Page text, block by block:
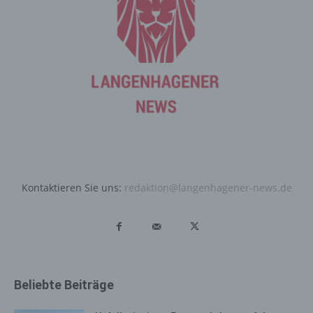
Kontaktieren Sie uns: redaktion@langenhagener-news.de
Beliebte Beiträge
Datensicherheit in unserem Unternehmen zu erhöhen,
um letztlich ein optimales Schutzniveau für die von uns
verarbeiteten personenbezogenen Daten
sicherzustellen. Die anonymen Daten der Server-Logfiles
angegebenen personenbezogenen Daten gespeichert.
unter Angabe von personenbezogenen Daten zu
an den für die Verarbeitung Verantwortlichen übermittelt
Daten werden ausschließlich für die interne Verwendung